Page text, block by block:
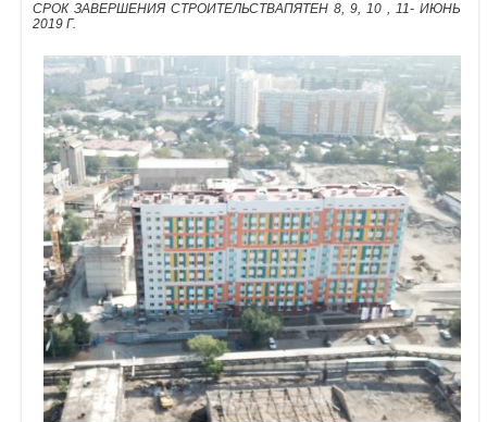
СРОК ЗАВЕРШЕНИЯ СТРОИТЕЛЬСТВАПЯТЕН 8, 9, 10 , 11- ИЮНЬ
2019 Г.